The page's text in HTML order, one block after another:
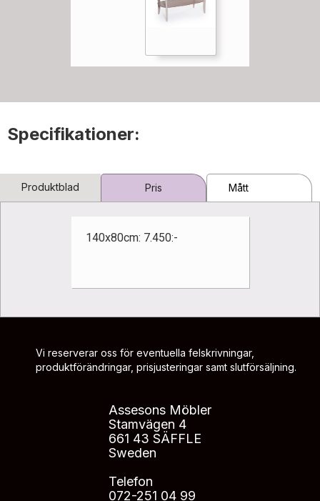
Specifikationer:
Produktblad Pris Mått
140x80cm: 7.450:-
Vi reserverar oss för eventuella felskrivningar,
produktförändringar, prisjusteringar samt slutförsäljning.
Assesons Möbler
Stamvägen 4
661 43 SÄFFLE
Sweden
Telefon
072-251 04 99